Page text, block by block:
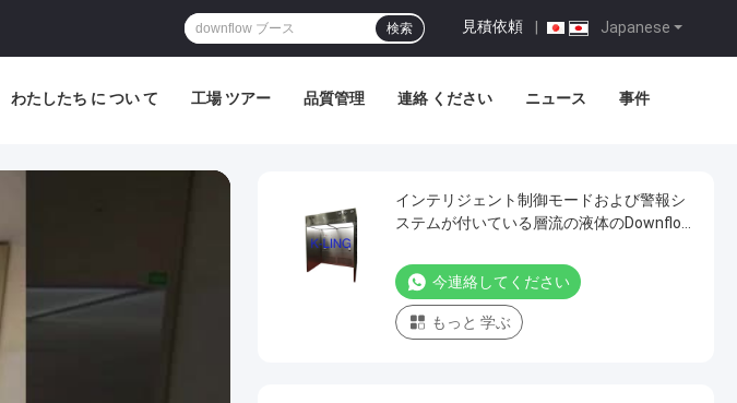
Japanese
見積依頼
検索
わたしたち に つい て 工場 ツアー 品質管理 連絡 ください ニュース 事件
インテリジェント制御モードおよび警報シ
ステムが付いている層流の液体のDownflow
今連絡してください
もっと 学ぶ